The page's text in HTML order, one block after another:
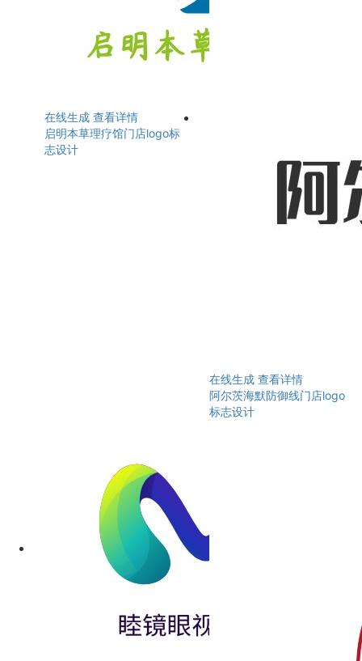
在线生成 查看详情
启明本草理疗馆门店logo标
志设计
在线生成 查看详情
阿尔茨海默防御线门店logo
标志设计